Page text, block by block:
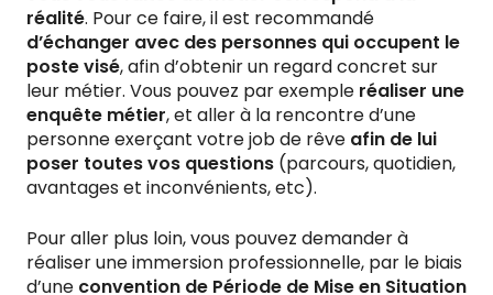
réalité. Pour ce faire, il est recommandé
d’échanger avec des personnes qui occupent le
poste visé, afin d’obtenir un regard concret sur
leur métier. Vous pouvez par exemple réaliser une
enquête métier, et aller à la rencontre d’une
personne exerçant votre job de rêve afin de lui
poser toutes vos questions (parcours, quotidien,
avantages et inconvénients, etc).
Pour aller plus loin, vous pouvez demander à
réaliser une immersion professionnelle, par le biais
d’une convention de Période de Mise en Situation